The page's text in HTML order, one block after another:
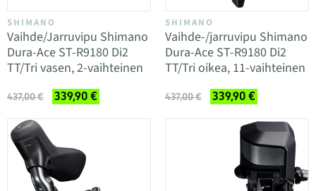
SHIMANO
Vaihde/Jarruvipu Shimano
Dura-Ace ST-R9180 Di2
TT/Tri vasen, 2-vaihteinen
437,00 € 339,90 €
SHIMANO
Vaihde-/jarruvipu Shimano
Dura-Ace ST-R9180 Di2
TT/Tri oikea, 11-vaihteinen
437,00 € 339,90 €